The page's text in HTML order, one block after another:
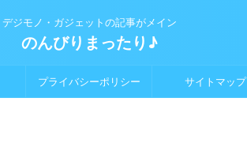
デジモノ・ガジェットの記事がメイン
のんびりまったり♪
プライバシーポリシー サイトマップ